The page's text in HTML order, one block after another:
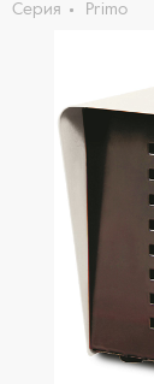
Серия Primo